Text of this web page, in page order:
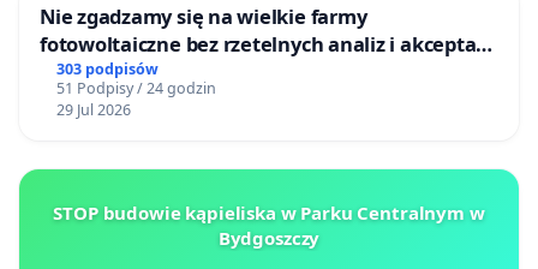
Nie zgadzamy się na wielkie farmy
fotowoltaiczne bez rzetelnych analiz i akceptacji
mieszkańców
303 podpisów
51 Podpisy / 24 godzin
29 Jul 2026
STOP budowie kąpieliska w Parku Centralnym w
Bydgoszczy